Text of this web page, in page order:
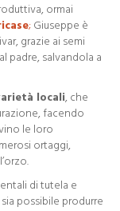
ormai
;Giuseppe è
grazie ai semi
padre, salvandola a
locali, che
facendo
le loro
ortaggi,
di tutela e
possibile produrre